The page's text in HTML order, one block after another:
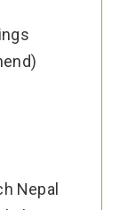
Nepal